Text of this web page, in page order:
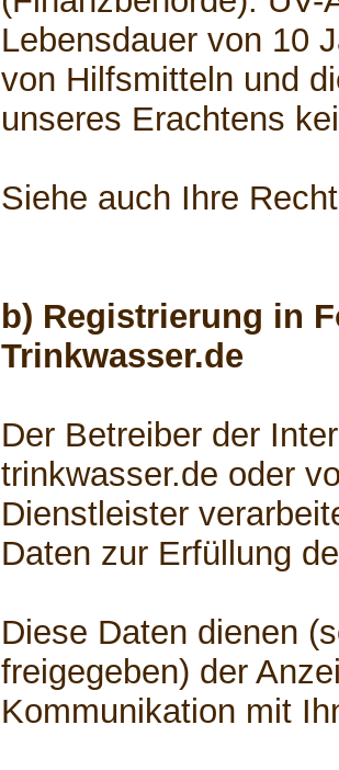
Lebensdauer von 10
von Hilfsmitteln und
unseres Erachtens
Siehe auch Ihre
b) Registrierung in
Trinkwasser.de
Der Betreiber der
trinkwasser.de oder
Dienstleister
Daten zur Erfüllung
Diese Daten dienen
freigegeben) der
Kommunikation mit